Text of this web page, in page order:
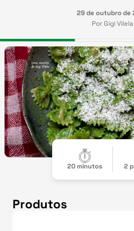
29 de outubro de
Por Gigi Vilela
20 minutos 2
Produtos